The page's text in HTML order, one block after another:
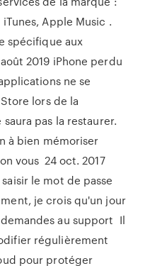
Apple Music .
spécifique aux
2019 iPhone perdu
ne se
lors de la
pas la restaurer.
à bien mémoriser
vous 24 oct. 2017
le mot de passe
je crois qu'un jour
au support Il
régulièrement
pour protéger